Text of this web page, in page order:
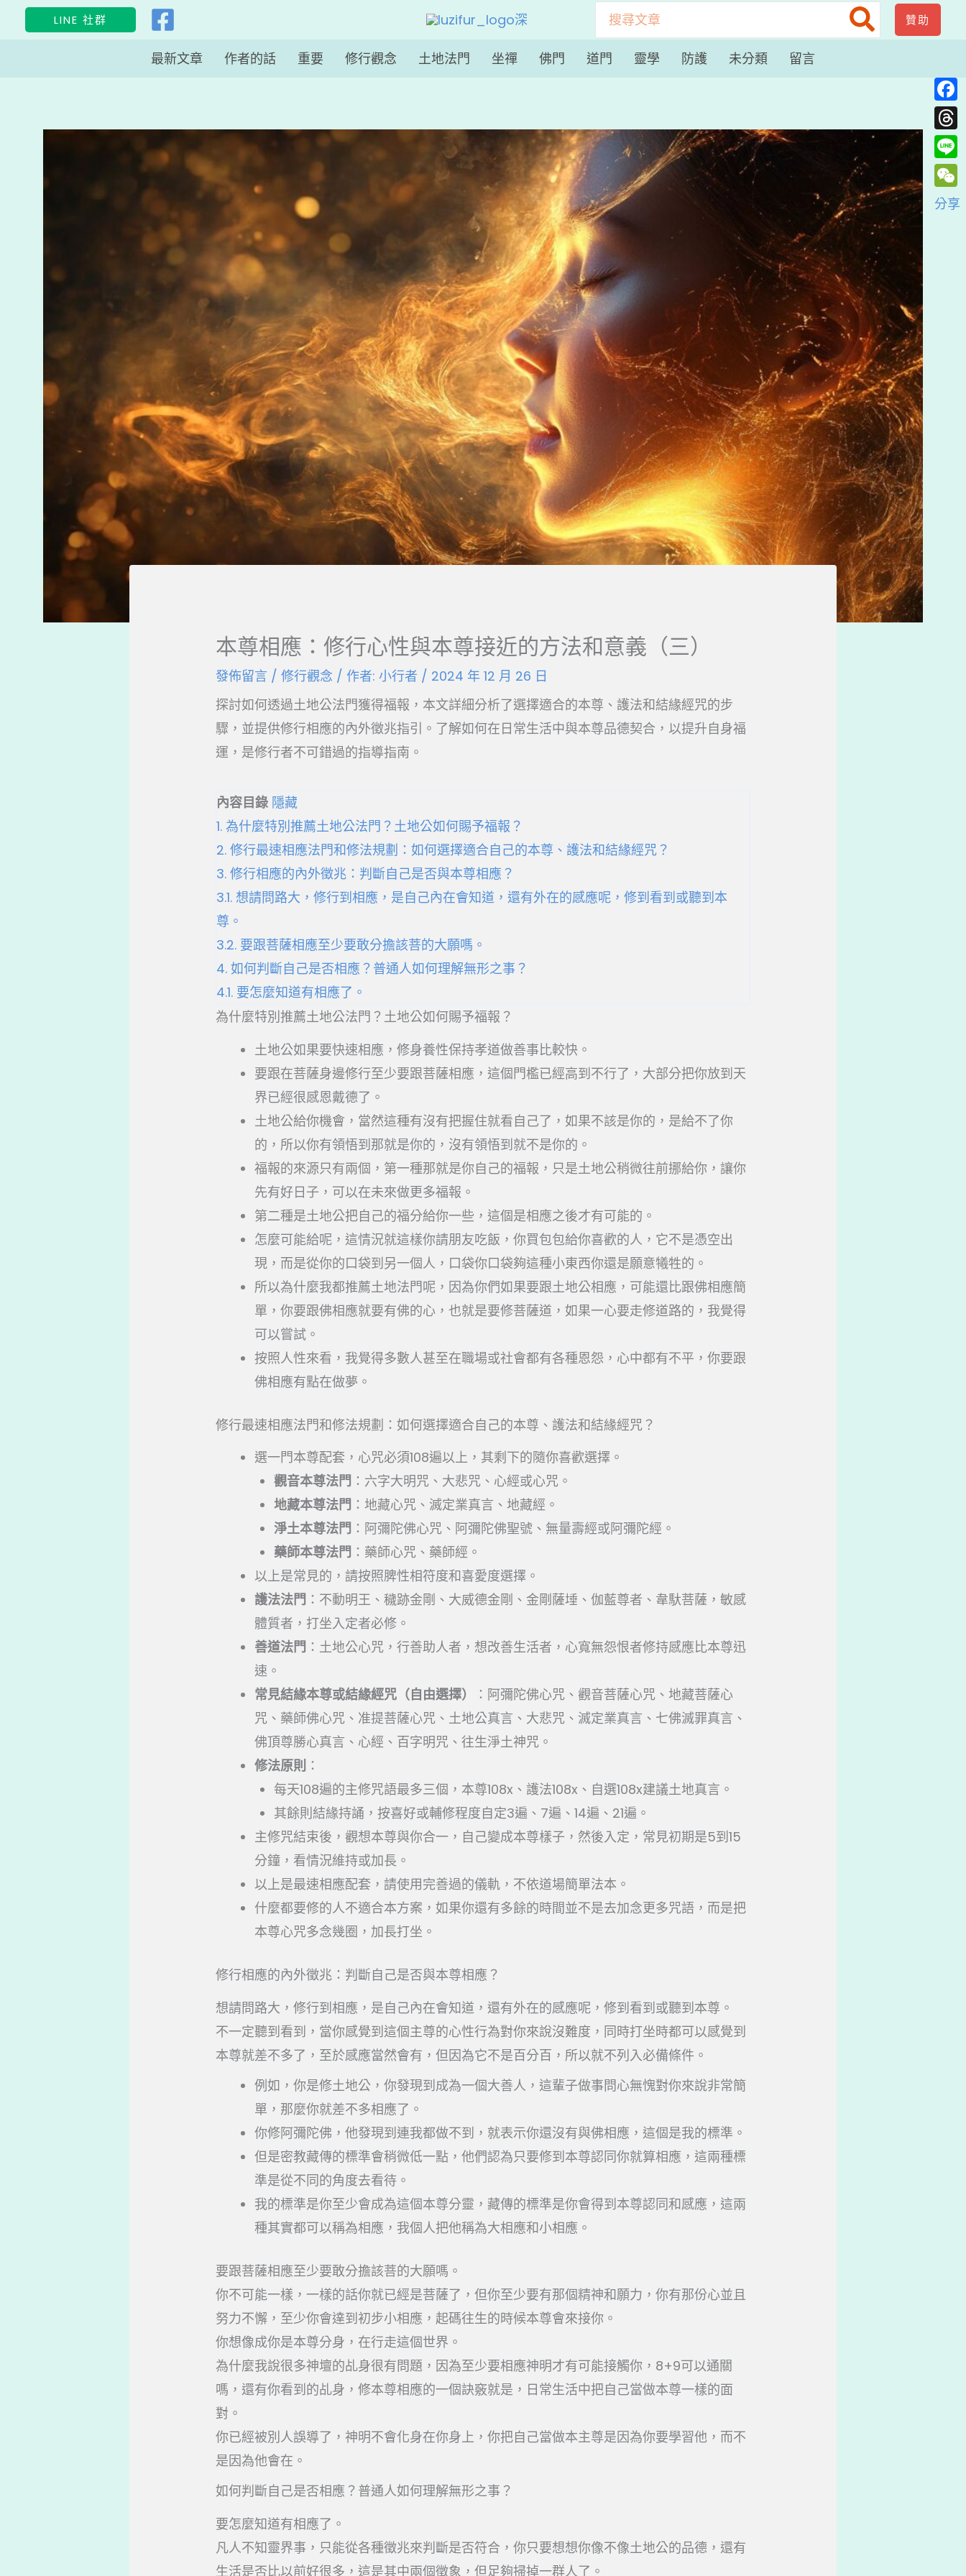
LINE 社群
尋：
贊助
最新文章 作者的話 重要 修行觀念 土地法門 坐禪 佛門 道門 靈學 防護 未分類 留言
本尊相應：修行心性與本尊接近的方法和意義（三）
發佈留言 /修行觀念 / 作者:小行者 / 2024 年 12 月 26 日
探討如何透過土地公法門獲得福報，本文詳細分析了選擇適合的本尊、護法和結緣經咒的步
驟，並提供修行相應的內外徵兆指引。了解如何在日常生活中與本尊品德契合，以提升自身福
運，是修行者不可錯過的指導指南。
內容目錄 隱藏
1. 為什麼特別推薦土地公法門？土地公如何賜予福報？
2. 修行最速相應法門和修法規劃：如何選擇適合自己的本尊、護法和結緣經咒？
3. 修行相應的內外徵兆：判斷自己是否與本尊相應？
3.1. 想請問路大，修行到相應，是自己內在會知道，還有外在的感應呢，修到看到或聽到本
尊。
3.2. 要跟菩薩相應至少要敢分擔該菩的大願嗎。
4. 如何判斷自己是否相應？普通人如何理解無形之事？
4.1. 要怎麼知道有相應了。
為什麼特別推薦土地公法門？土地公如何賜予福報？
土地公如果要快速相應，修身養性保持孝道做善事比較快。
要跟在菩薩身邊修行至少要跟菩薩相應，這個門檻已經高到不行了，大部分把你放到天
界已經很感恩戴德了。
土地公給你機會，當然這種有沒有把握住就看自己了，如果不該是你的，是給不了你
的，所以你有領悟到那就是你的，沒有領悟到就不是你的。
福報的來源只有兩個，第一種那就是你自己的福報，只是土地公稍微往前挪給你，讓你
先有好日子，可以在未來做更多福報。
第二種是土地公把自己的福分給你一些，這個是相應之後才有可能的。
怎麼可能給呢，這情況就這樣你請朋友吃飯，你買包包給你喜歡的人，它不是憑空出
現，而是從你的口袋到另一個人，口袋你口袋夠這種小東西你還是願意犧牲的。
所以為什麼我都推薦土地法門呢，因為你們如果要跟土地公相應，可能還比跟佛相應簡
單，你要跟佛相應就要有佛的心，也就是要修菩薩道，如果一心要走修道路的，我覺得
可以嘗試。
按照人性來看，我覺得多數人甚至在職場或社會都有各種恩怨，心中都有不平，你要跟
佛相應有點在做夢。
修行最速相應法門和修法規劃：如何選擇適合自己的本尊、護法和結緣經咒？
選一門本尊配套，心咒必須108遍以上，其剩下的隨你喜歡選擇。
觀音本尊法門 ：六字大明咒、大悲咒、心經或心咒。
地藏本尊法門 ：地藏心咒、滅定業真言、地藏經。
淨土本尊法門 ：阿彌陀佛心咒、阿彌陀佛聖號、無量壽經或阿彌陀經。
藥師本尊法門 ：藥師心咒、藥師經。
以上是常見的，請按照脾性相符度和喜愛度選擇。
護法法門 ：不動明王、穢跡金剛、大威德金剛、金剛薩埵、伽藍尊者、韋馱菩薩，敏感
體質者，打坐入定者必修。
善道法門 ：土地公心咒，行善助人者，想改善生活者，心寬無怨恨者修持感應比本尊迅
速。
常見結緣本尊或結緣經咒（自由選擇）
：阿彌陀佛心咒、觀音菩薩心咒、地藏菩薩心
咒、藥師佛心咒、准提菩薩心咒、土地公真言、大悲咒、滅定業真言、七佛滅罪真言、
佛頂尊勝心真言、心經、百字明咒、往生淨土神咒。
修法原則 ：
每天108遍的主修咒語最多三個，本尊108x、護法108x、自選108x建議土地真言。
其餘則結緣持誦，按喜好或輔修程度自定3遍、7遍、14遍、21遍。
主修咒結束後，觀想本尊與你合一，自己變成本尊樣子，然後入定，常見初期是5到15
分鐘，看情況維持或加長。
以上是最速相應配套，請使用完善過的儀軌，不依道場簡單法本。
什麼都要修的人不適合本方案，如果你還有多餘的時間並不是去加念更多咒語，而是把
本尊心咒多念幾圈，加長打坐。
修行相應的內外徵兆：判斷自己是否與本尊相應？
想請問路大，修行到相應，是自己內在會知道，還有外在的感應呢，修到看到或聽到本尊。
不一定聽到看到，當你感覺到這個主尊的心性行為對你來說沒難度，同時打坐時都可以感覺到
本尊就差不多了，至於感應當然會有，但因為它不是百分百，所以就不列入必備條件。
例如，你是修土地公，你發現到成為一個大善人，這輩子做事問心無愧對你來說非常簡
單，那麼你就差不多相應了。
你修阿彌陀佛，他發現到連我都做不到，就表示你還沒有與佛相應，這個是我的標準。
但是密教藏傳的標準會稍微低一點，他們認為只要修到本尊認同你就算相應，這兩種標
準是從不同的角度去看待。
我的標準是你至少會成為這個本尊分靈，藏傳的標準是你會得到本尊認同和感應，這兩
種其實都可以稱為相應，我個人把他稱為大相應和小相應。
要跟菩薩相應至少要敢分擔該菩的大願嗎。
你不可能一樣，一樣的話你就已經是菩薩了，但你至少要有那個精神和願力，你有那份心並且
努力不懈，至少你會達到初步小相應，起碼往生的時候本尊會來接你。
你想像成你是本尊分身，在行走這個世界。
為什麼我說很多神壇的乩身很有問題，因為至少要相應神明才有可能接觸你，8+9可以通關
嗎，還有你看到的乩身，修本尊相應的一個訣竅就是，日常生活中把自己當做本尊一樣的面
對。
你已經被別人誤導了，神明不會化身在你身上，你把自己當做本主尊是因為你要學習他，而不
是因為他會在。
如何判斷自己是否相應？普通人如何理解無形之事？
要怎麼知道有相應了。
凡人不知靈界事，只能從各種徵兆來判斷是否符合，你只要想想你像不像土地公的品德，還有
生活是否比以前好很多，這是其中兩個徵象，但足夠掃掉一群人了。
Line
分享